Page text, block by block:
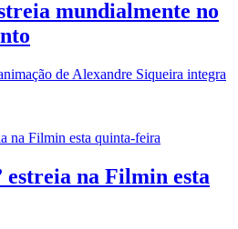
mundialmente no
de Alexandre Siqueira integra
estreia na Filmin esta